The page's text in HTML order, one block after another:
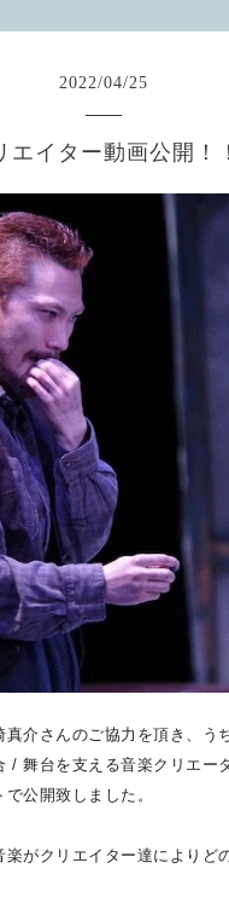
2022/04/25
エイター動画公開！
介さんのご協力を頂き、う
/ 舞台を支える音楽クリエー
で公開致しました。
がクリエイター達によりど